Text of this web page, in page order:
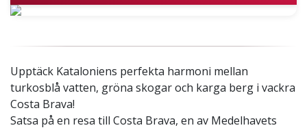
Upptäck Kataloniens perfekta harmoni mellan
turkosblå vatten, gröna skogar och karga berg i vackra
Costa Brava!
Satsa på en resa till Costa Brava, en av Medelhavets